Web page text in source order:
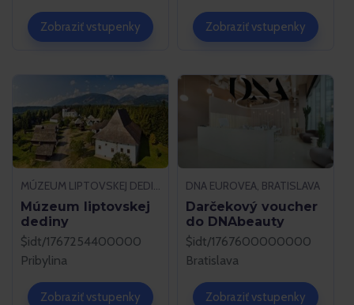
Zobraziť vstupenky Zobraziť vstupenky
MÚZEUM LIPTOVSKEJ DEDINY, PRIBYLINA
Múzeum liptovskej
dediny
$idt/1767254400000
Pribylina
Zobraziť vstupenky
DNA EUROVEA, BRATISLAVA
Darčekový voucher
do DNAbeauty
$idt/1767600000000
Bratislava
Zobraziť vstupenky